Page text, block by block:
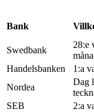
Bank
Swedbank
28:e
Handelsbanken
1:a
Nordea
Dag
SEB
2:a